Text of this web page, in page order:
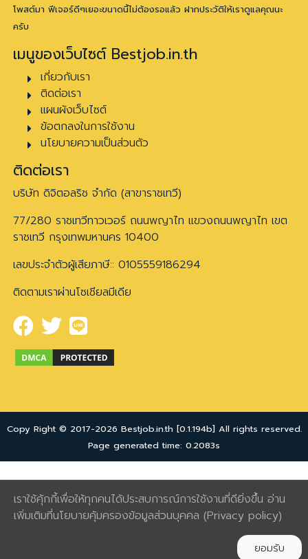
เราใช้คุ้กกี้เพื่อให้ทุกคนได้ประสบการณ์การใช้งานที่ดียิ่งขึ้น อ่าน
เพิ่มเติมที่นโยบายคุ้มครองข้อมูลส่วนบุคคล (Privacy policy)
ยอมรับ
โพสต์มา ฟีเจอร์ดีๆเยอะขนาดนี้ไม่ต้องรอแล้ว ฝากประวัติให้เราดูแลคุณนะ
ครับ
เมนูของเว็บไซต์ Bestjob.in.th
เกี่ยวกับเรา
ติดต่อเรา
แผนผังเว็บไซต์
ข้อตกลงในการใช้งาน
นโยบายความเป็นส่วนตัว
ติดต่อเรา
บริษัท ดิจิตอลริช จำกัด (สาขาราชเทวี)
77/280 ราชเทวีทาวเวอร์ ถนนพญาไท แขวงถนนพญาไท เขต
ราชเทวี กรุงเทพมหานคร 10400
เลขประจำตัวผู้เสียภาษี:: 0105559186294
ติดตามเราผ่านโซเชียลมีเดีย
Copy Right © 2017-2026 Bestjob.in.th [0.1.194b] All rights reserved.
Page generated time: 0.2083s